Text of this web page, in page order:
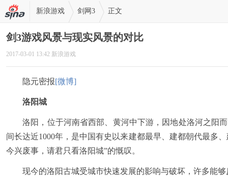
新浪游戏 剑网3 正文
剑3游戏风景与现实风景的对比
2017-03-01 13:42 新浪游戏
隐元密报[微博]
洛阳城
洛阳，位于河南省西部、黄河中下游，因地处洛河之阳而
间长达近1000年，是中国有史以来建都最早、建都朝代最多
今兴废事，请君只看洛阳城”的慨叹。
现今的洛阳古城受城市快速发展的影响与破坏，许多能够